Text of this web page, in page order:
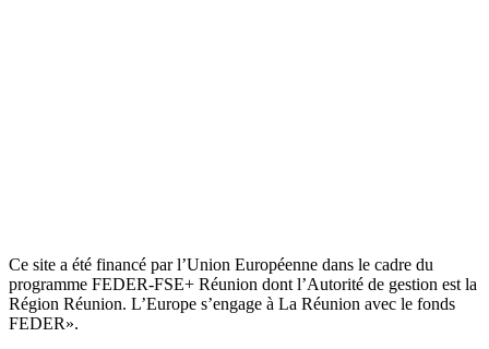
Ce site a été financé par l’Union Européenne dans le cadre du
programme FEDER-FSE+ Réunion dont l’Autorité de gestion est la
Région Réunion. L’Europe s’engage à La Réunion avec le fonds
FEDER».